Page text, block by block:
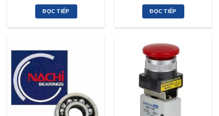
ĐỌC TIẾP ĐỌC TIẾP